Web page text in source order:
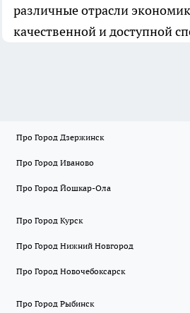
различные отрасли
качественной и доступной
Про Город Дзержинск
Про Город Иваново
Про Город Йошкар-Ола
Про Город Курск
Про Город Нижний Новгород
Про Город Новочебоксарск
Про Город Рыбинск